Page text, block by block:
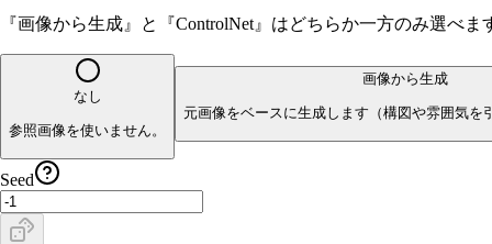
『画像から生成』と『ControlNet』はどちらか一方のみ選べ
なし
参照画像を使いません。
画像から生成
元画像をベースに生成します（構図や雰囲気を
Seed